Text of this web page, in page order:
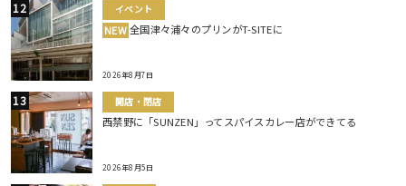
イベント
NEW 全国津々浦々のプリンがT-SITEに
2026年8月7日
開店・閉店
西禁野に「SUNZEN」ってスパイスカレー店ができてる
2026年8月5日